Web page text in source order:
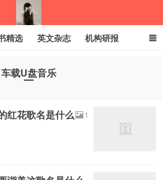
精选 英文杂志 机构研报
车载U盘音乐
红花歌名是什么 1